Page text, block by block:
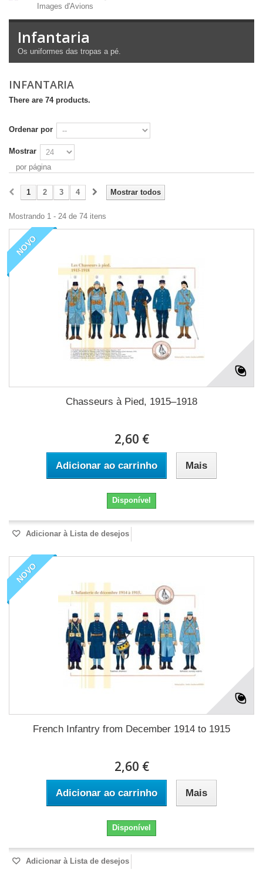
Infantaria
Os uniformes das tropas a pé.
INFANTARIA
There are 74 products.
Ordenar por
Mostrar
por página
Mostrar todos
1 2 3 4
Mostrando 1 - 24 de 74 itens
NOVO
Chasseurs à Pied, 1915–1918
2,60 €
Adicionar ao carrinho Mais
Disponível
Adicionar à Lista de desejos
NOVO
French Infantry from December 1914 to 1915
2,60 €
Adicionar ao carrinho Mais
Disponível
Adicionar à Lista de desejos